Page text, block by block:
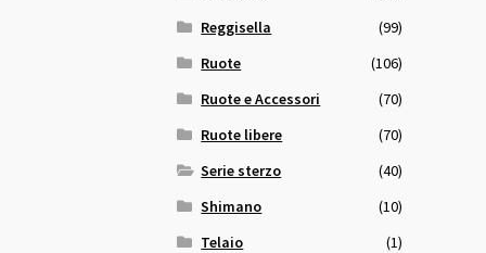
Reggisella
(99)
Ruote
(106)
Ruote e Accessori
(70)
Ruote libere
(70)
Serie sterzo
(40)
Shimano
(10)
Telaio
(1)